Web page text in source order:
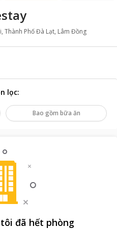
Thành Phố Đà Lạt, Lâm Đồng
lọc:
Bao gồm bữa ăn
đã hết phòng